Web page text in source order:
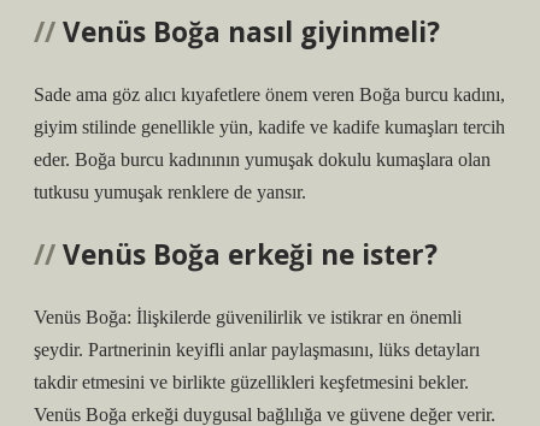
Venüs Boğa nasıl giyinmeli?
Sade ama göz alıcı kıyafetlere önem veren Boğa burcu kadını,
giyim stilinde genellikle yün, kadife ve kadife kumaşları tercih
eder. Boğa burcu kadınının yumuşak dokulu kumaşlara olan
tutkusu yumuşak renklere de yansır.
Venüs Boğa erkeği ne ister?
Venüs Boğa: İlişkilerde güvenilirlik ve istikrar en önemli
şeydir. Partnerinin keyifli anlar paylaşmasını, lüks detayları
takdir etmesini ve birlikte güzellikleri keşfetmesini bekler.
Venüs Boğa erkeği duygusal bağlılığa ve güvene değer verir.